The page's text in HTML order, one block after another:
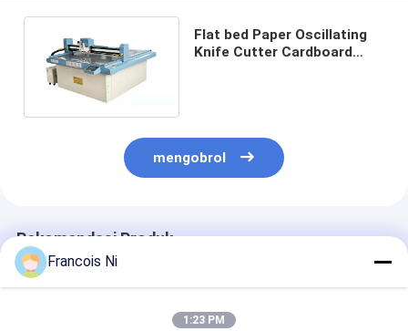
Flat bed Paper Oscillating
Knife Cutter Cardboard
mengobrol
Rekomendasi Produk
Francois Ni
1:23 PM